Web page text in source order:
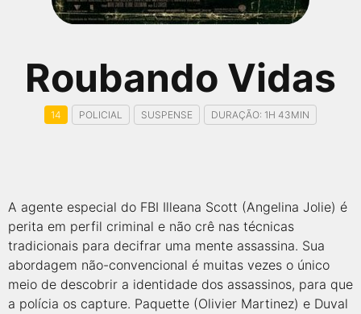
Roubando Vidas
14 POLICIAL SUSPENSE DURAÇÃO: 1H 43MIN
A agente especial do FBI Illeana Scott (Angelina Jolie) é
perita em perfil criminal e não crê nas técnicas
tradicionais para decifrar uma mente assassina. Sua
abordagem não-convencional é muitas vezes o único
meio de descobrir a identidade dos assassinos, para que
a polícia os capture. Paquette (Olivier Martinez) e Duval